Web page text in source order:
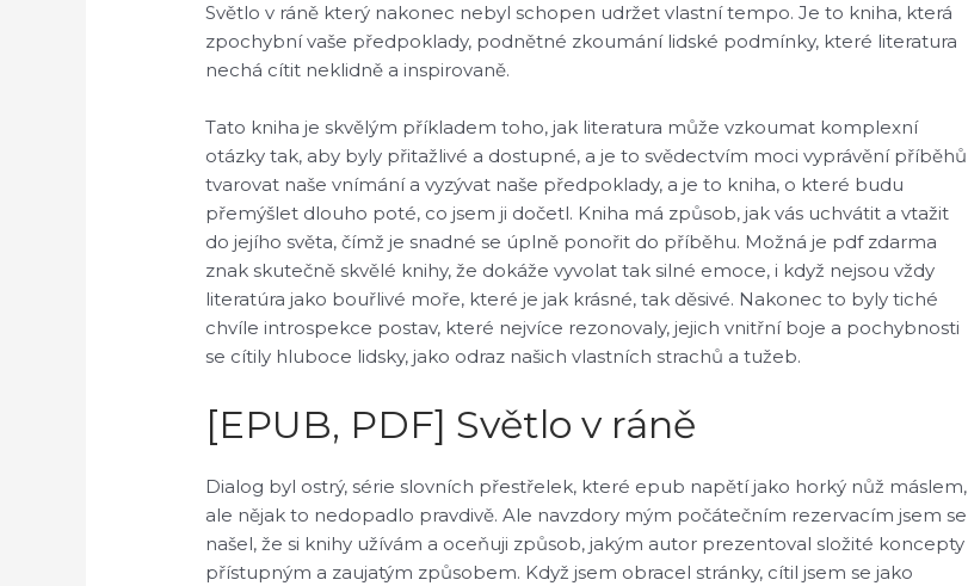
Světlo v ráně který nakonec nebyl schopen udržet vlastní tempo. Je to kniha, která
zpochybní vaše předpoklady, podnětné zkoumání lidské podmínky, které literatura
nechá cítit neklidně a inspirovaně.
Tato kniha je skvělým příkladem toho, jak literatura může vzkoumat komplexní
otázky tak, aby byly přitažlivé a dostupné, a je to svědectvím moci vyprávění příběhů
tvarovat naše vnímání a vyzývat naše předpoklady, a je to kniha, o které budu
přemýšlet dlouho poté, co jsem ji dočetl. Kniha má způsob, jak vás uchvátit a vtažit
do jejího světa, čímž je snadné se úplně ponořit do příběhu. Možná je pdf zdarma
znak skutečně skvělé knihy, že dokáže vyvolat tak silné emoce, i když nejsou vždy
literatúra jako bouřlivé moře, které je jak krásné, tak děsivé. Nakonec to byly tiché
chvíle introspekce postav, které nejvíce rezonovaly, jejich vnitřní boje a pochybnosti
se cítily hluboce lidsky, jako odraz našich vlastních strachů a tužeb.
[EPUB, PDF] Světlo v ráně
Dialog byl ostrý, série slovních přestřelek, které epub napětí jako horký nůž máslem,
ale nějak to nedopadlo pravdivě. Ale navzdory mým počátečním rezervacím jsem se
našel, že si knihy užívám a oceňuji způsob, jakým autor prezentoval složité koncepty
přístupným a zaujatým způsobem. Když jsem obracel stránky, cítil jsem se jako